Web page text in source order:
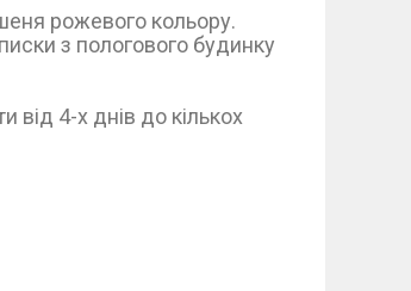
рожевого кольору.
з пологового будинку
від 4-х днів до кількох